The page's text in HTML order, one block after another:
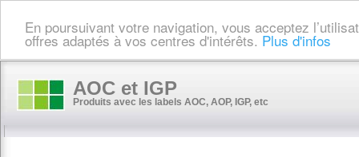
En poursuivant votre navigation, vous acceptez
offres adaptés à vos centres d'intérêts. Plus d'infos
AOC et IGP
Produits avec les labels AOC, AOP, IGP, etc